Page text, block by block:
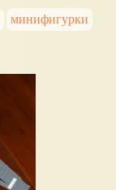
минифигурки